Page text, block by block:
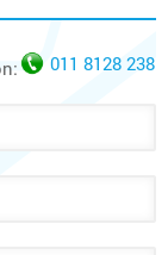
011 8128 238